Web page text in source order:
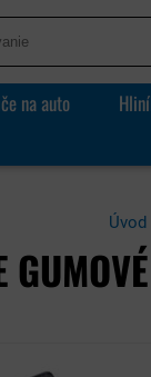
na auto
Úvod